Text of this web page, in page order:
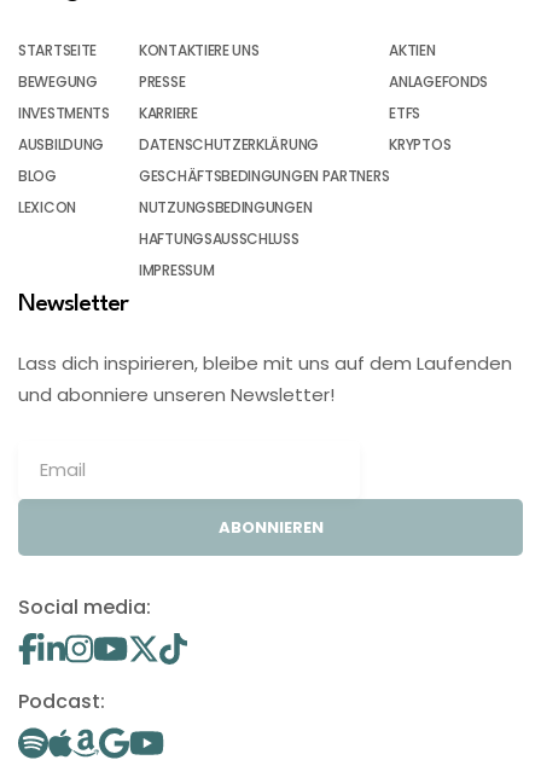
STARTSEITE
BEWEGUNG
INVESTMENTS
AUSBILDUNG
BLOG
LEXICON
KONTAKTIERE UNS
PRESSE
KARRIERE
DATENSCHUTZERKLÄRUNG
GESCHÄFTSBEDINGUNGEN PARTNERS
NUTZUNGSBEDINGUNGEN
HAFTUNGSAUSSCHLUSS
IMPRESSUM
AKTIEN
ANLAGEFONDS
ETFS
KRYPTOS
Newsletter
Lass dich inspirieren, bleibe mit uns auf dem Laufenden
und abonniere unseren Newsletter!
ABONNIEREN
Social media:
Podcast: